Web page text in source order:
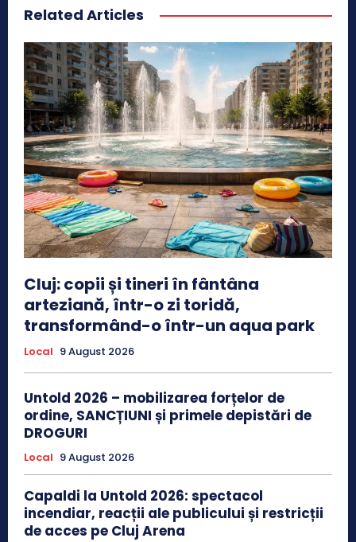
Related Articles
Cluj: copii și tineri în fântâna
arteziană, într-o zi toridă,
transformând-o într-un aqua park
Local 9 August 2026
Untold 2026 – mobilizarea forțelor de
ordine, SANCȚIUNI și primele depistări de
DROGURI
Local 9 August 2026
Capaldi la Untold 2026: spectacol
incendiar, reacții ale publicului și restricții
de acces pe Cluj Arena